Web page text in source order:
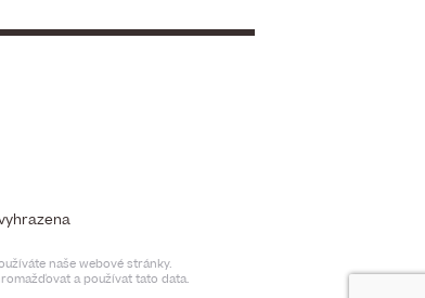
naše webové stránky.
a používat tato data.